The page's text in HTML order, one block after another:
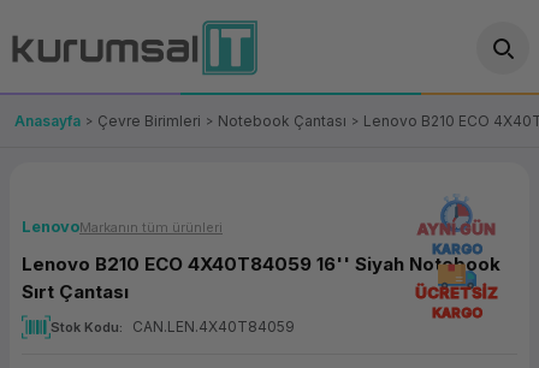
Geri Dön
Geri Dön
OT/VT Ürünleri
Fiş Yazıcı
Self Servis Ekranı
Geri Dön
Geri Dön
Çözümleri
Geri Dön
Geri Dön
Bağlantı
Geri Dön
Ürünler
Paketi
Anasayfa Çevre Birimleri Notebook Çantası Lenovo B210 ECO
AYNI GÜN
KARGO
ÜCRETSİZ
KARGO
LenovoMarkanın tüm ürünleri
Lenovo B210 ECO 4X40T84059 16'' Siyah Notebook
Sırt Çantası
Stok Kodu CAN.LEN.4X40T84059